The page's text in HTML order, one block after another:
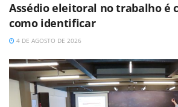
Assédio eleitoral no trabalho é
como identificar
4 DE AGOSTO DE 2026